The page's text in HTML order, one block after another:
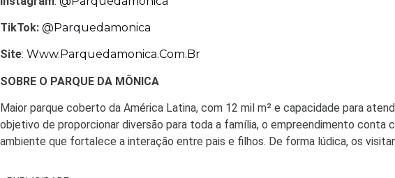
TikTok: @parquedamonica
Site: Www.parquedamonica.com.br
SOBRE O PARQUE DA MÔNICA
Maior parque coberto da América Latina, com 12 mil m² e capacidade para
objetivo de proporcionar diversão para toda a família, o empreendimento
ambiente que fortalece a interação entre pais e filhos. De forma lúdica, os